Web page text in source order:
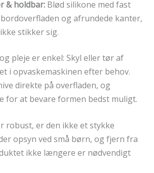
& holdbar: Blød silikone med fast
og afrundede kanter,
stikker sig.
pleje er enkel: Skyl eller tør af
i opvaskemaskinen efter behov.
direkte på overfladen, og
for at bevare formen bedst muligt.
robust, er den ikke et stykke
opsyn ved små børn, og fjern fra
ikke længere er nødvendigt